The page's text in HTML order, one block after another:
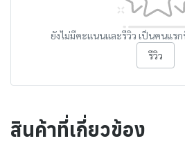
ยังไม่มีคะแนนและรีวิว เป็นคนแร
รีวิว
สินค้าที่เกี่ยวข้อง